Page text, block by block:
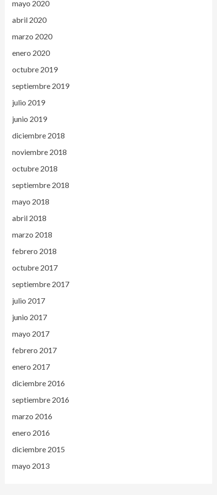
mayo 2020
abril 2020
marzo 2020
enero 2020
octubre 2019
septiembre 2019
julio 2019
junio 2019
diciembre 2018
noviembre 2018
octubre 2018
septiembre 2018
mayo 2018
abril 2018
marzo 2018
febrero 2018
octubre 2017
septiembre 2017
julio 2017
junio 2017
mayo 2017
febrero 2017
enero 2017
diciembre 2016
septiembre 2016
marzo 2016
enero 2016
diciembre 2015
mayo 2013